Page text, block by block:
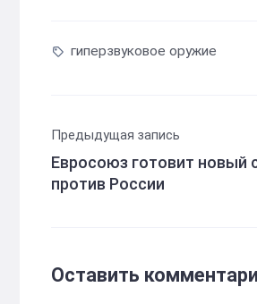
гиперзвуковое оружие
Предыдущая запись
Евросоюз готовит новый
против России
Оставить